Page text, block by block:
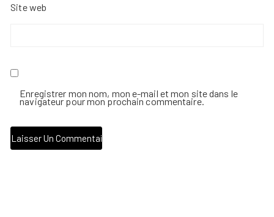
Site web
Enregistrer mon nom, mon e-mail et mon site dans le
navigateur pour mon prochain commentaire.